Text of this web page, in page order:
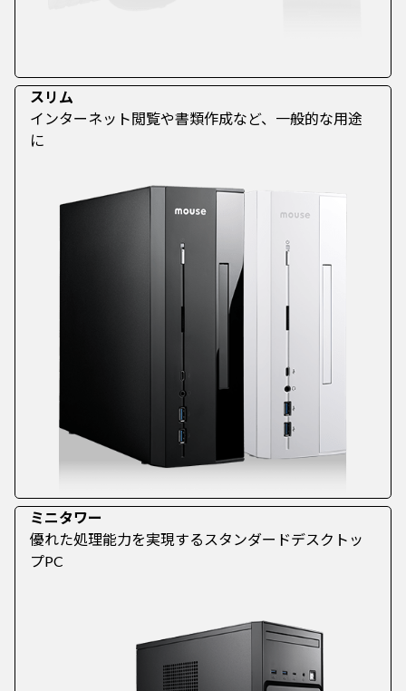
スリム
インターネット閲覧や書類作成など、一般的な用途
に
ミニタワー
優れた処理能力を実現するスタンダードデスクトッ
プPC